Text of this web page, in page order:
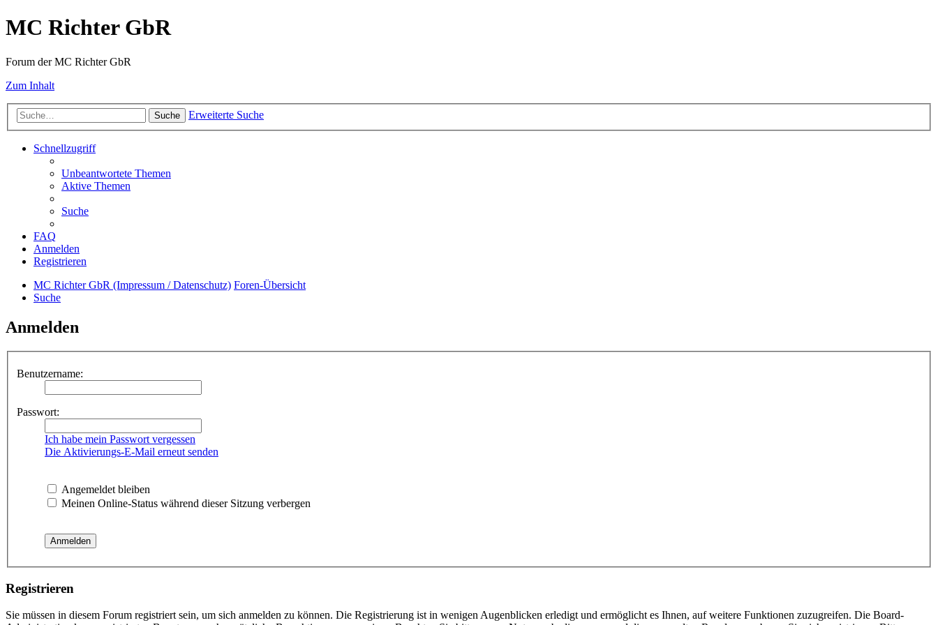
MC Richter GbR
Forum der MC Richter GbR
Zum Inhalt
Suche Erweiterte Suche
Schnellzugriff
Unbeantwortete Themen
Aktive Themen
Suche
FAQ
Anmelden
Registrieren
MC Richter GbR (Impressum / Datenschutz) Foren-Übersicht
Suche
Anmelden
Benutzername:
Passwort:
Ich habe mein Passwort vergessen
Die Aktivierungs-E-Mail erneut senden
Angemeldet bleiben
Meinen Online-Status während dieser Sitzung verbergen
Registrieren
Sie müssen in diesem Forum registriert sein, um sich anmelden zu können. Die Registrierung ist in wenigen Augenblicken erledigt und ermöglicht es Ihnen, auf weitere Funktionen zuzugreifen. Die Board-